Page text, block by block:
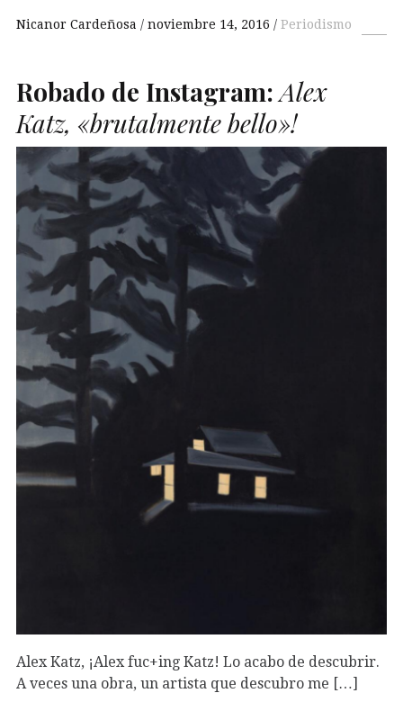
Nicanor Cardeñosa noviembre 14, 2016 Periodismo
Robado de Instagram:Alex
Katz, «brutalmente bello»!
Alex Katz, ¡Alex fuc+ing Katz! Lo acabo de descubrir.
A veces una obra, un artista que descubro me […]